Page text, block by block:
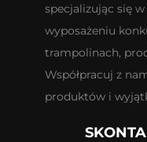
specjalizując się
wyposażeniu
trampolinach,
Współpracuj z
produktów i